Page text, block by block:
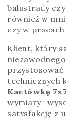
balustrady
również w
czy w
Klient, który
przystosować
technicznych
Kantówkę
wymiary i
satysfakcję z